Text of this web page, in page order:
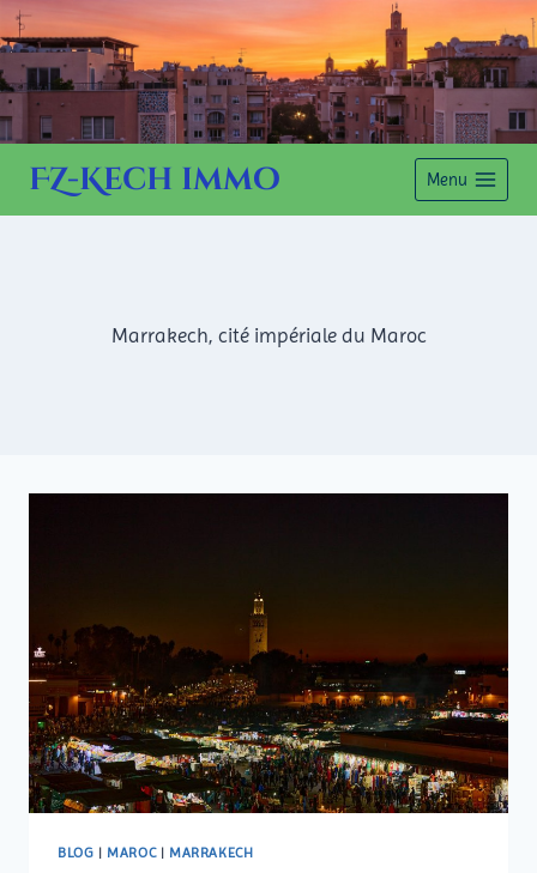
FZ-Kech immo
contenu
FZ-Kech immo Menu
Marrakech, cité impériale du Maroc
BLOG | MAROC| MARRAKECH